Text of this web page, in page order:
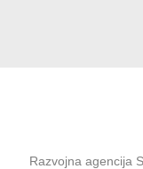
Razvojna agencija